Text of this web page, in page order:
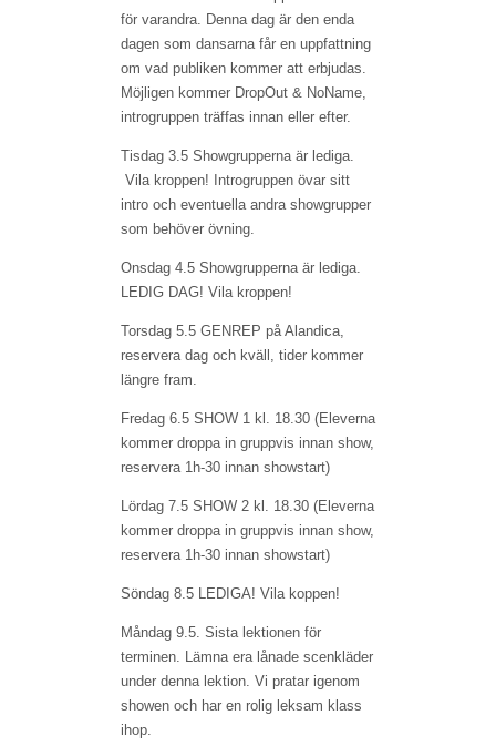
för varandra. Denna dag är den enda
dagen som dansarna får en uppfattning
om vad publiken kommer att erbjudas.
Möjligen kommer DropOut & NoName,
introgruppen träffas innan eller efter.
Tisdag 3.5 Showgrupperna är lediga.
Vila kroppen! Introgruppen övar sitt
intro och eventuella andra showgrupper
som behöver övning.
Onsdag 4.5 Showgrupperna är lediga.
LEDIG DAG! Vila kroppen!
Torsdag 5.5 GENREP på Alandica,
reservera dag och kväll, tider kommer
längre fram.
Fredag 6.5 SHOW 1 kl. 18.30 (Eleverna
kommer droppa in gruppvis innan show,
reservera 1h-30 innan showstart)
Lördag 7.5 SHOW 2 kl. 18.30 (Eleverna
kommer droppa in gruppvis innan show,
reservera 1h-30 innan showstart)
Söndag 8.5 LEDIGA! Vila koppen!
Måndag 9.5. Sista lektionen för
terminen. Lämna era lånade scenkläder
under denna lektion. Vi pratar igenom
showen och har en rolig leksam klass
ihop.